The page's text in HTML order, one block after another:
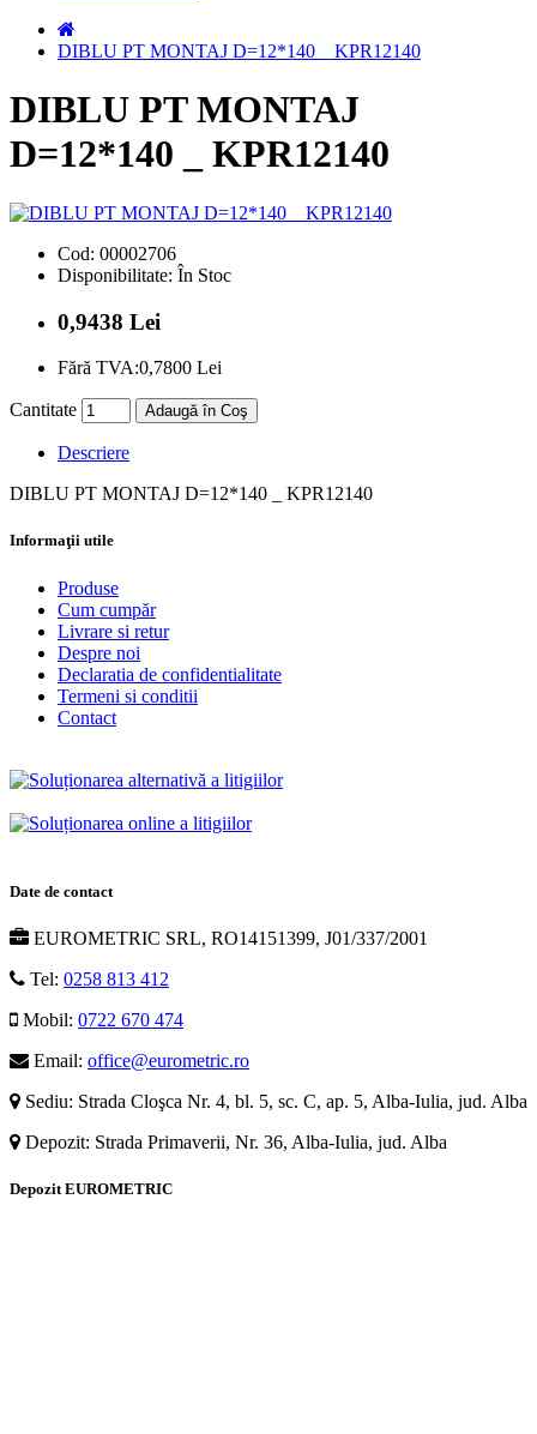
DIBLU PT MONTAJ D=12*140 _ KPR12140
DIBLU PT MONTAJ
D=12*140 _ KPR12140
Cod: 00002706
Disponibilitate: În Stoc
0,9438 Lei
Fără TVA:0,7800 Lei
Cantitate Adaugă în Coş
Descriere
DIBLU PT MONTAJ D=12*140 _ KPR12140
Informaţii utile
Produse
Cum cumpăr
Livrare si retur
Despre noi
Declaratia de confidentialitate
Termeni si conditii
Contact
Date de contact
EUROMETRIC SRL, RO14151399, J01/337/2001
Tel: 0258 813 412
Mobil: 0722 670 474
Email: office@eurometric.ro
Sediu: Strada Cloşca Nr. 4, bl. 5, sc. C, ap. 5, Alba-Iulia, jud. Alba
Depozit: Strada Primaverii, Nr. 36, Alba-Iulia, jud. Alba
Depozit EUROMETRIC